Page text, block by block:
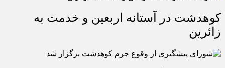
کوهدشت در آستانه اربعین و خدمت‌ به
زائرین